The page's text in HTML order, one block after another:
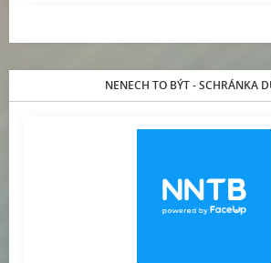
NENECH TO BÝT - SCHRÁNKA